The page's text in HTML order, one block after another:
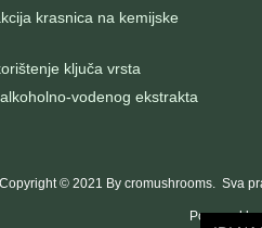
krasnica na kemijske
ključa vrsta
vodenog ekstrakta
Copyright © 2021 By cromushrooms. Sva
Powered